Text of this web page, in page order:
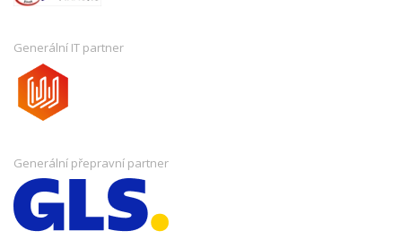
Generální IT partner
Generální přepravní partner